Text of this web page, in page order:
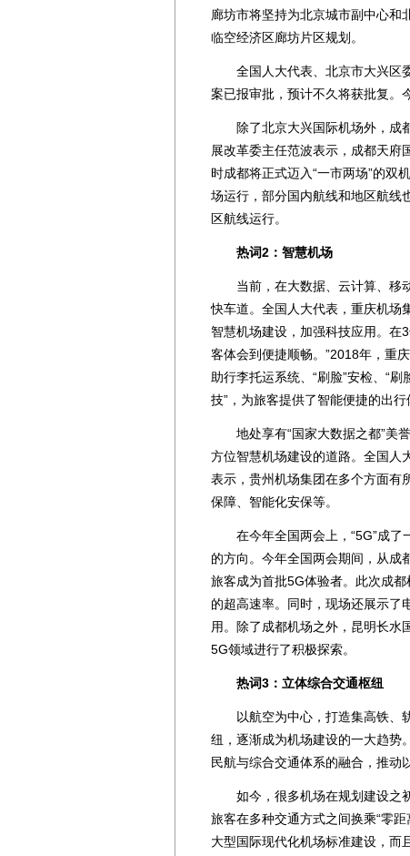
廊坊市将坚持为北京城市副中心和
临空经济区廊坊片区规划。
全国人大代表、北京市大兴区委
案已报审批，预计不久将获批复。
除了北京大兴国际机场外，成都
展改革委主任范波表示，成都天府
时成都将正式迈入“一市两场”的双
场运行，部分国内航线和地区航线
区航线运行。
热词2：智慧机场
当前，在大数据、云计算、移动
快车道。全国人大代表，重庆机场
智慧机场建设，加强科技应用。在
客体会到便捷顺畅。”2018年，重
助行李托运系统、“刷脸”安检、“
技”，为旅客提供了智能便捷的出行
地处享有“国家大数据之都”美誉
方位智慧机场建设的道路。全国人
表示，贵州机场集团在多个方面有
保障、智能化安保等。
在今年全国两会上，“5G”成了
的方向。今年全国两会期间，从成
旅客成为首批5G体验者。此次成
的超高速率。同时，现场还展示了
用。除了成都机场之外，昆明长水
5G领域进行了积极探索。
热词3：立体综合交通枢纽
以航空为中心，打造集高铁、轨
纽，逐渐成为机场建设的一大趋势
民航与综合交通体系的融合，推动
如今，很多机场在规划建设之初
旅客在多种交通方式之间换乘“零
大型国际现代化机场标准建设，而